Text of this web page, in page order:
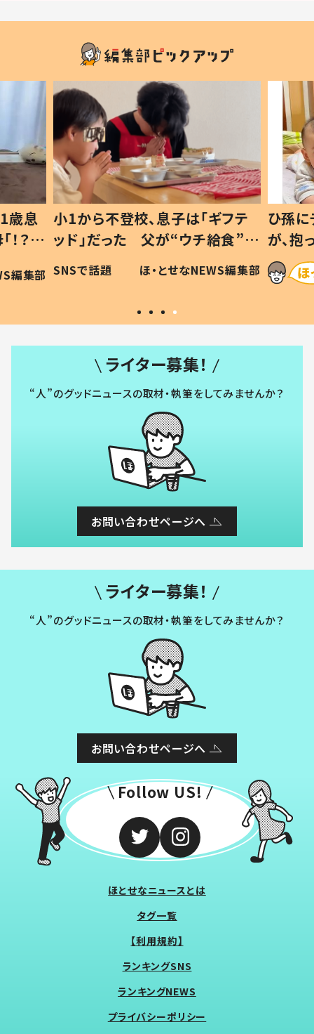
フテ
食”を
編集部
ひ孫にデレデレな80歳じいじ
が、抱っこすると…ひ孫の反応に
「涙が出ました」「可愛くて仕方な
い」
ほ・とせなNEWS編集部
ライター募集！
“人”のグッドニュースの取材・執筆をしてみませんか？
お問い合わせページへ
ライター募集！
“人”のグッドニュースの取材・執筆をしてみませんか？
お問い合わせページへ
Follow US!
ほとせなニュースとは
タグ一覧
【利用規約】
ランキングSNS
ランキングNEWS
プライバシーポリシー